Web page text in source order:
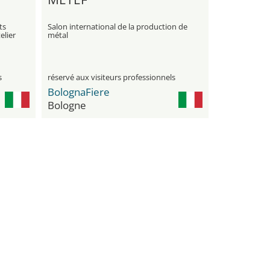
Salon international de la production de
métal
réservé aux visiteurs professionnels
BolognaFiere
Bologne